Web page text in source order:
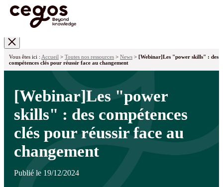
Vous êtes ici : Accueil > Toutes nos ressources > News > [Webinar]Les "power skills" : des
compétences clés pour réussir face au changement
[Webinar]Les "power
skills" : des compétences
clés pour réussir face au
changement
Publié le 19/12/2024